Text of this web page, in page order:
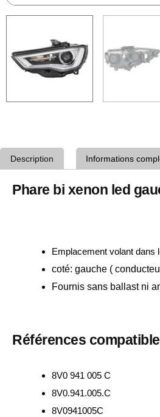
Description Informations
Phare bi xenon led
Emplacement volant dans
coté: gauche (
Fournis sans ballast ni
Références
8V0 941 005 C
8V0.941.005.C
8V0941005C